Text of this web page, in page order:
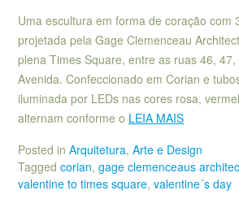
Uma escultura em forma de coração com
projetada pela Gage Clemenceau
plena Times Square, entre as ruas 46, 47,
Avenida. Confeccionado em Corian e
iluminada por LEDs nas cores rosa,
alternam conforme o LEIA MAIS
Posted in Arquitetura, Arte e Design
Tagged corian, gage clemenceaus
valentine to times square, valentine´s day